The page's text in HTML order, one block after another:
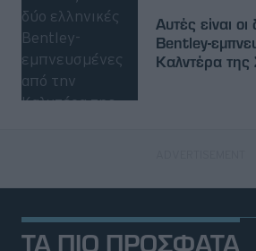
Αυτές είναι
Bentley-
Καλντέρα της
ΤΑ ΠΙΟ ΠΡΟΣΦΑΤΑ